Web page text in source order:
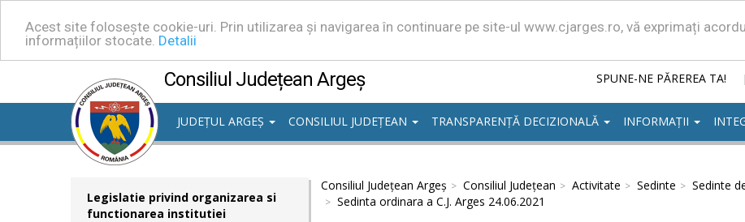
Acest site folosește cookie-uri. Prin utilizarea și navigarea în continuare pe site-ul www.cjarges.ro, vă exprimați
informațiilor stocate. Detalii
Consiliul Județean Argeș SPUNE-NE PĂREREA TA! |
JUDEȚUL ARGEȘ
CONSILIUL JUDEȚEAN TRANSPARENȚĂ DECIZIONALĂ INFORMAȚII
Legislatie privind organizarea si
functionarea institutiei
Consiliul Județean Argeș Consiliul Județean Activitate Sedinte
Sedinte
Sedinta ordinara a C.J. Arges 24.06.2021